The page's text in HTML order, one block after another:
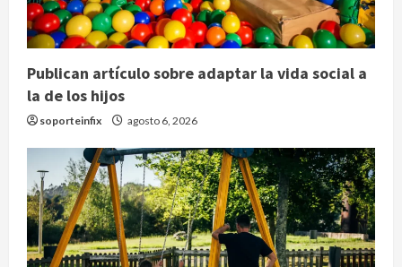
Publican artículo sobre adaptar la vida social a
la de los hijos
soporteinfix agosto 6, 2026